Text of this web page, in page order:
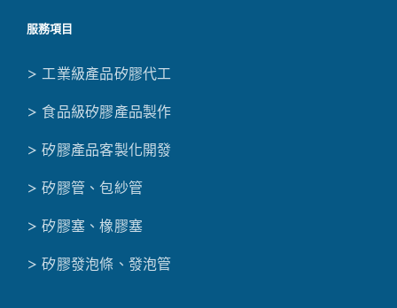
服務項目
> 工業級產品矽膠代工
> 食品級矽膠產品製作
> 矽膠產品客製化開發
> 矽膠管、包紗管
> 矽膠塞、橡膠塞
> 矽膠發泡條、發泡管